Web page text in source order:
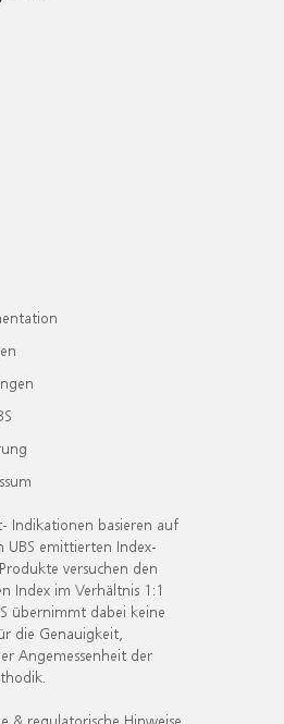
Indikationen basieren auf
UBS emittierten Index-
versuchen den
Index im Verhältnis 1:1
übernimmt dabei keine
die Genauigkeit,
Angemessenheit der